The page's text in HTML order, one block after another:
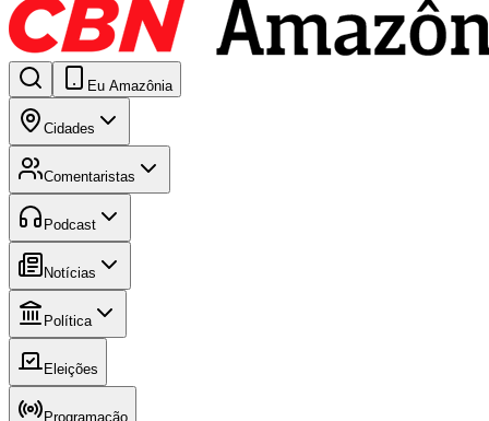
Eu Amazônia
Cidades
Comentaristas
Podcast
Notícias
Política
Eleições
Programação